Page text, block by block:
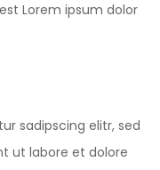
Lorem ipsum dolor
sadipscing elitr, sed
ut labore et dolore